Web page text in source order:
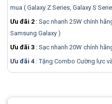
mua ( Galaxy Z Series, Galaxy S
Ưu đãi 2 : Sạc nhanh 25W chính
Samsung Galaxy )
Ưu đãi 3 : Sạc nhanh 20W chính
Ưu đãi 4 : Tặng Combo Cường lực